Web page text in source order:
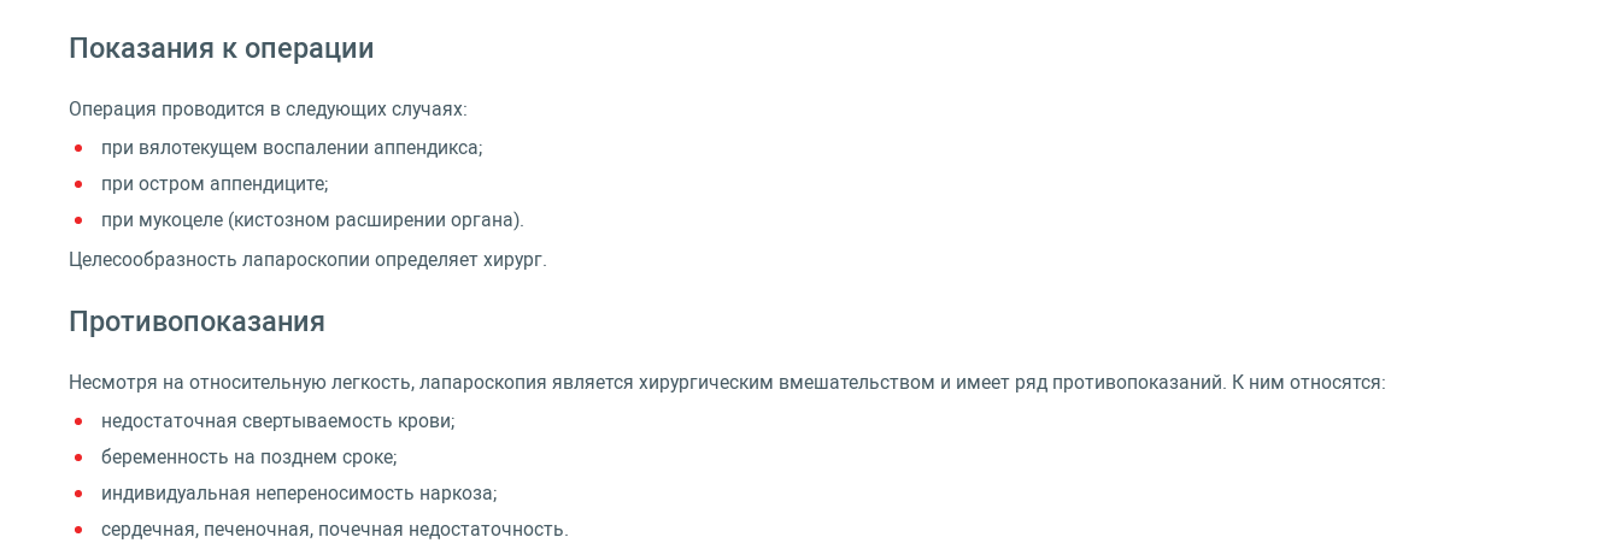
Показания к операции
Операция проводится в следующих случаях:
при вялотекущем воспалении аппендикса;
при остром аппендиците;
при мукоцеле (кистозном расширении органа).
Целесообразность лапароскопии определяет хирург.
Противопоказания
Несмотря на относительную легкость, лапароскопия является хирургическим вмешательством и имеет ряд противопоказаний. К ним относятся:
недостаточная свертываемость крови;
беременность на позднем сроке;
индивидуальная непереносимость наркоза;
сердечная, печеночная, почечная недостаточность.